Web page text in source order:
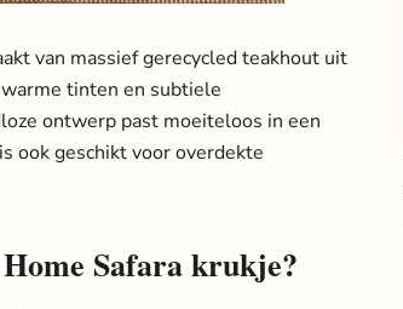
van massief gerecycled teakhout uit
tinten en subtiele
ontwerp past moeiteloos in een
ook geschikt voor overdekte
Safara krukje?